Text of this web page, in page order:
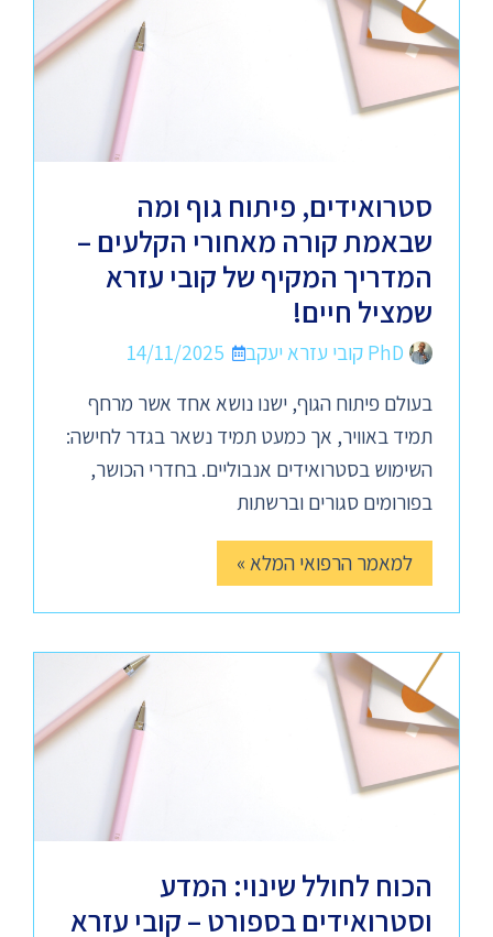
סטרואידים, פיתוח גוף ומה
שבאמת קורה מאחורי הקלעים –
המדריך המקיף של קובי עזרא
שמציל חיים!
PhD קובי עזרא יעקב
14/11/2025
בעולם פיתוח הגוף, ישנו נושא אחד אשר מרחף
תמיד באוויר, אך כמעט תמיד נשאר בגדר לחישה:
השימוש בסטרואידים אנבוליים. בחדרי הכושר,
בפורומים סגורים וברשתות
למאמר הרפואי המלא »
הכוח לחולל שינוי: המדע
וסטרואידים בספורט – קובי עזרא